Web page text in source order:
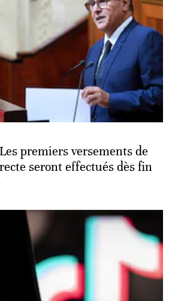
premiers versements de
seront effectués dès fin